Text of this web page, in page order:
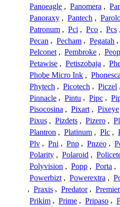
Panoeagle , Panomera ,
Panoraxy , Pantech ,
Patronum , Pci , Pco , Pcs ,
Pecan , Pecham , Pegatah ,
Pelconet , Pembroke ,
Petawise , Petiszobaja ,
Phobe Micro Ink ,
Phytech , Picotech , Piczel ,
Pinnacle , Pintu , Pipc ,
Pisocosina , Pixart , Pixeye
Pixus , Pizdets , Pizero ,
Plantron , Platinum , Plc ,
Plv , Pni , Pnp , Pnzeo ,
Polarity , Polaroid ,
Polyvision , Popp , Porta ,
Powerbizt , Powerextra ,
, Praxis , Predator , Premier
Prikim , Prime , Pripaso ,